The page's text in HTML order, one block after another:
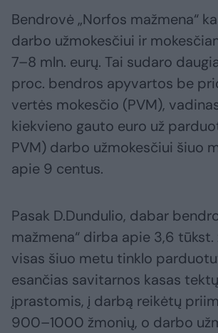
Bendrovė „Norfos mažmena“
darbo užmokesčiui ir
7–8 mln. eurų. Tai sudaro
proc. bendros apyvartos be
vertės mokesčio (PVM),
kiekvieno gauto euro už
PVM) darbo užmokesčiui šiuo
apie 9 centus.
Pasak D.Dundulio, dabar
mažmena“ dirba apie 3,6 tūkst.
visas šiuo metu tinklo
esančias savitarnos kasas
įprastomis, į darbą reikėtų
900–1000 žmonių, o darbo